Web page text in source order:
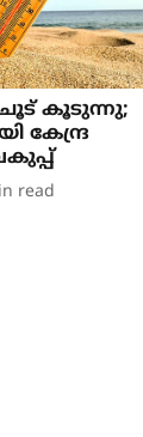
കൂടുന്നു;
കേന്ദ്ര
read